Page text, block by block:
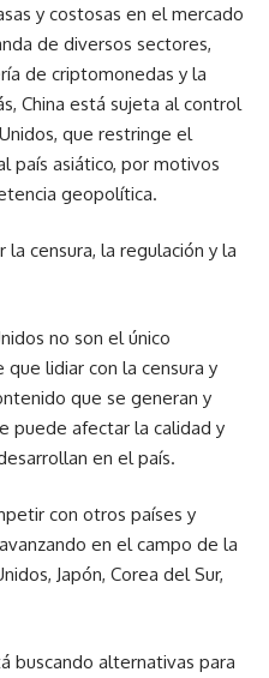
y costosas en el mercado
de diversos sectores,
de criptomonedas y la
China está sujeta al control
que restringe el
país asiático, por motivos
geopolítica.
la censura, la regulación y la
no son el único
lidiar con la censura y
que se generan y
puede afectar la calidad y
en el país.
con otros países y
en el campo de la
Japón, Corea del Sur,
buscando alternativas para